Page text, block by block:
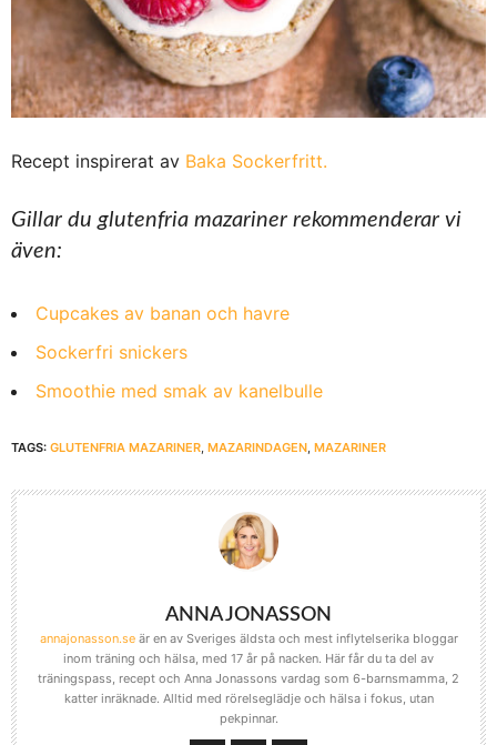
Recept inspirerat av Baka Sockerfritt.
Gillar du glutenfria mazariner rekommenderar vi
även:
Cupcakes av banan och havre
Sockerfri snickers
Smoothie med smak av kanelbulle
TAGS: GLUTENFRIA MAZARINER MAZARINDAGEN MAZARINER
ANNA JONASSON
annajonasson.seär en av Sveriges äldsta och mest inflytelserika bloggar
inom träning och hälsa, med 17 år på nacken. Här får du ta del av
träningspass, recept och Anna Jonassons vardag som 6-barnsmamma, 2
katter inräknade. Alltid med rörelseglädje och hälsa i fokus, utan
pekpinnar.